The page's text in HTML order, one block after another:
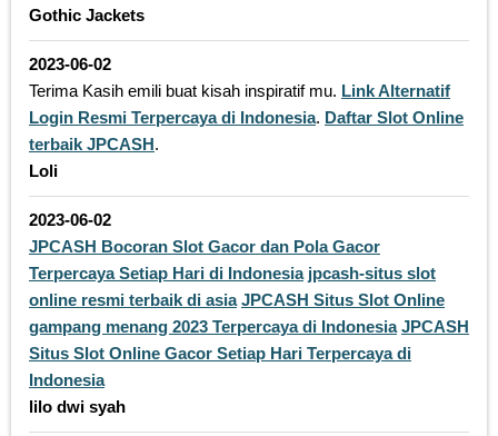
Gothic Jackets
2023-06-02
Terima Kasih emili buat kisah inspiratif mu. Link Alternatif
Login Resmi Terpercaya di Indonesia. Daftar Slot Online
terbaik JPCASH.
Loli
2023-06-02
JPCASH Bocoran Slot Gacor dan Pola Gacor
Terpercaya Setiap Hari di Indonesia jpcash-situs slot
online resmi terbaik di asia JPCASH Situs Slot Online
gampang menang 2023 Terpercaya di Indonesia JPCASH
Situs Slot Online Gacor Setiap Hari Terpercaya di
Indonesia
lilo dwi syah